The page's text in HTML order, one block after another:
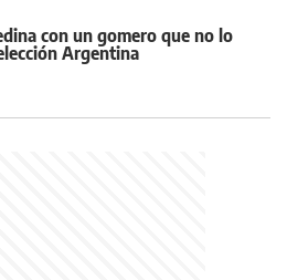
con un gomero que no lo
Argentina